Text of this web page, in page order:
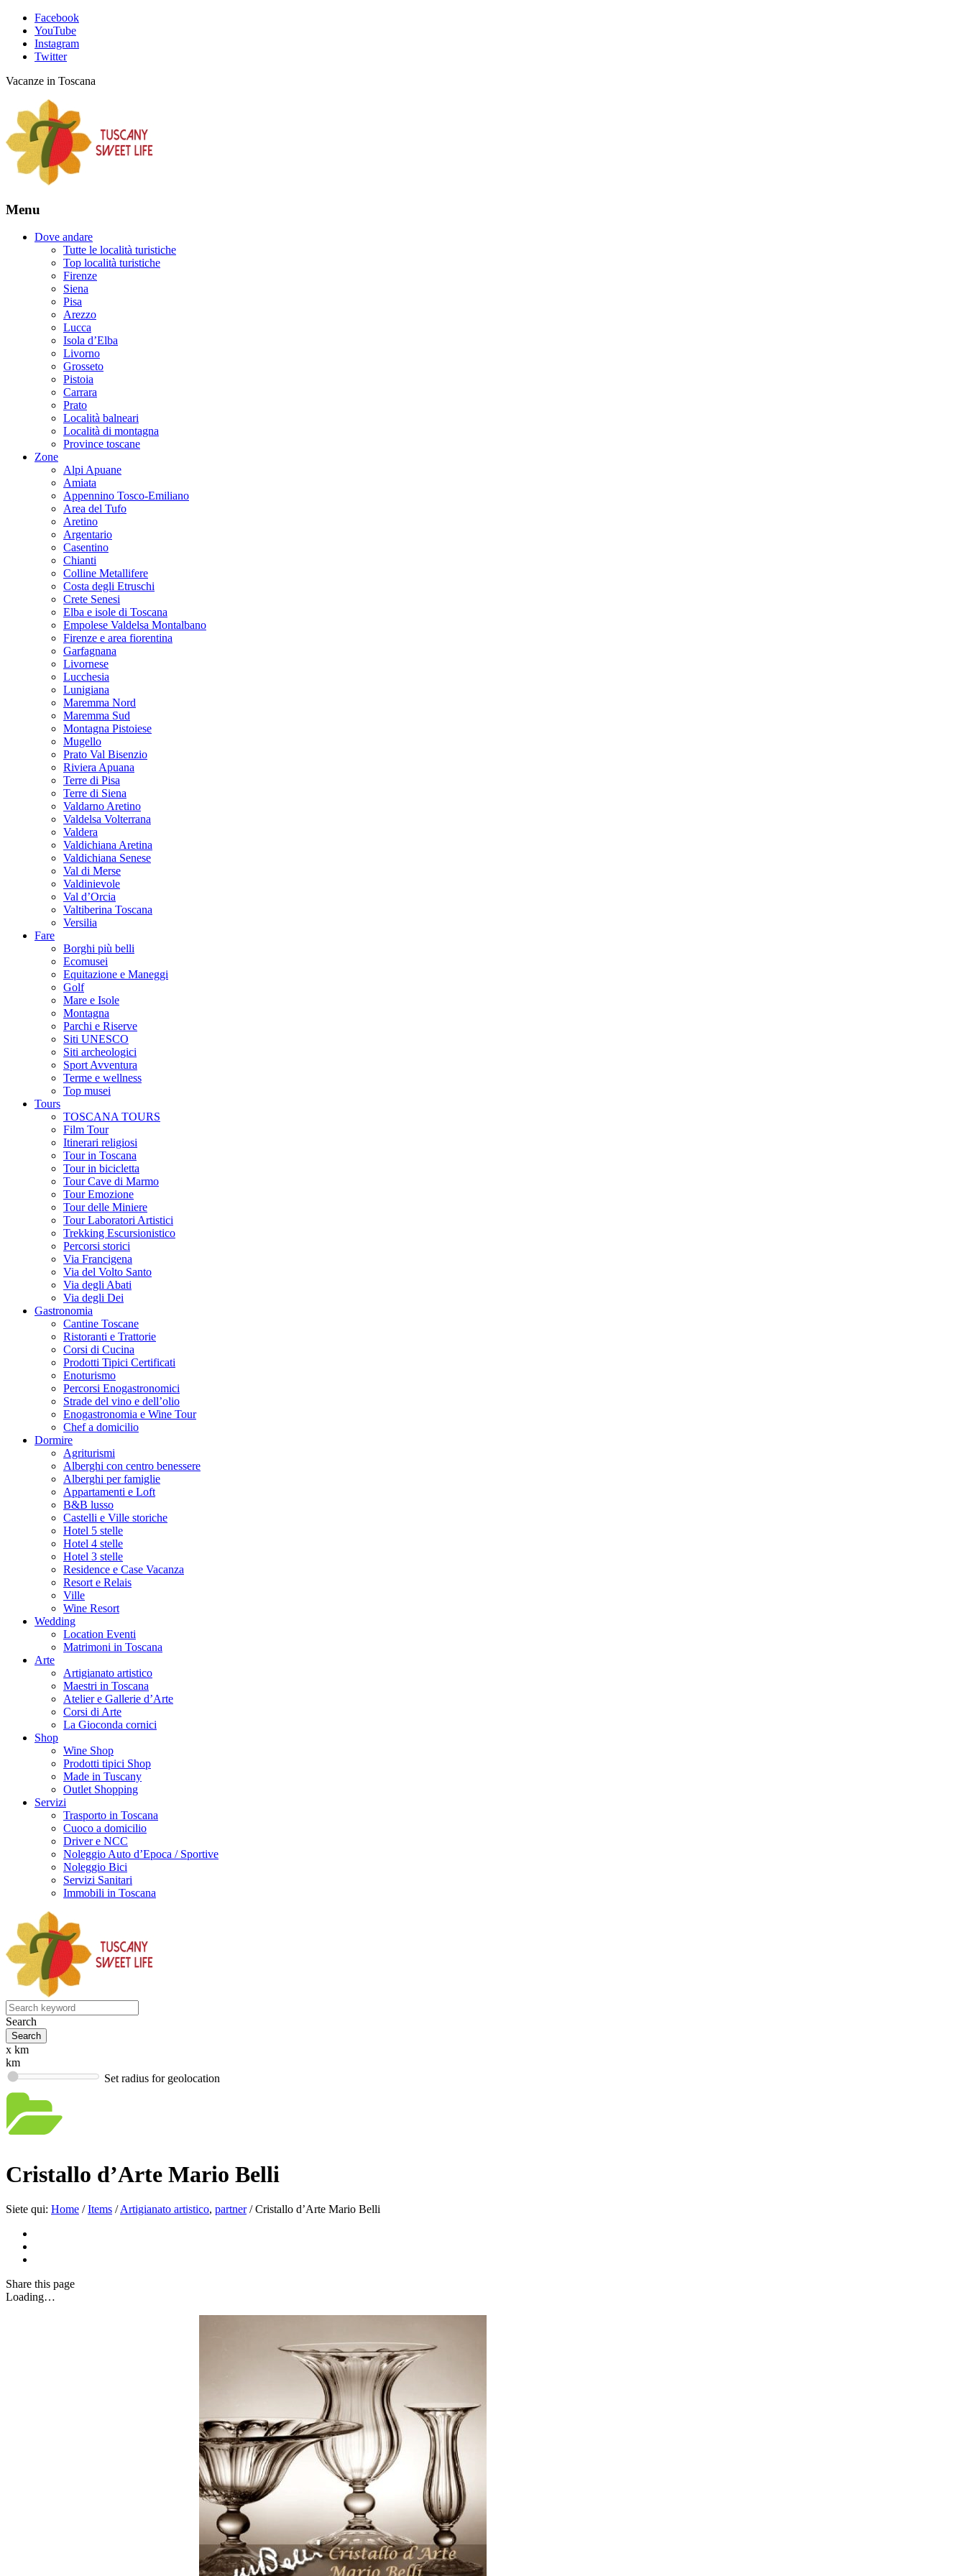
Facebook
YouTube
Instagram
Twitter
Vacanze in Toscana
Menu
Dove andare
Tutte le località turistiche
Top località turistiche
Firenze
Siena
Pisa
Arezzo
Lucca
Isola d’Elba
Livorno
Grosseto
Pistoia
Carrara
Prato
Località balneari
Località di montagna
Province toscane
Zone
Alpi Apuane
Amiata
Appennino Tosco-Emiliano
Area del Tufo
Aretino
Argentario
Casentino
Chianti
Colline Metallifere
Costa degli Etruschi
Crete Senesi
Elba e isole di Toscana
Empolese Valdelsa Montalbano
Firenze e area fiorentina
Garfagnana
Livornese
Lucchesia
Lunigiana
Maremma Nord
Maremma Sud
Montagna Pistoiese
Mugello
Prato Val Bisenzio
Riviera Apuana
Terre di Pisa
Terre di Siena
Valdarno Aretino
Valdelsa Volterrana
Valdera
Valdichiana Aretina
Valdichiana Senese
Val di Merse
Valdinievole
Val d’Orcia
Valtiberina Toscana
Versilia
Fare
Borghi più belli
Ecomusei
Equitazione e Maneggi
Golf
Mare e Isole
Montagna
Parchi e Riserve
Siti UNESCO
Siti archeologici
Sport Avventura
Terme e wellness
Top musei
Tours
TOSCANA TOURS
Film Tour
Itinerari religiosi
Tour in Toscana
Tour in bicicletta
Tour Cave di Marmo
Tour Emozione
Tour delle Miniere
Tour Laboratori Artistici
Trekking Escursionistico
Percorsi storici
Via Francigena
Via del Volto Santo
Via degli Abati
Via degli Dei
Gastronomia
Cantine Toscane
Ristoranti e Trattorie
Corsi di Cucina
Prodotti Tipici Certificati
Enoturismo
Percorsi Enogastronomici
Strade del vino e dell’olio
Enogastronomia e Wine Tour
Chef a domicilio
Dormire
Agriturismi
Alberghi con centro benessere
Alberghi per famiglie
Appartamenti e Loft
B&B lusso
Castelli e Ville storiche
Hotel 5 stelle
Hotel 4 stelle
Hotel 3 stelle
Residence e Case Vacanza
Resort e Relais
Ville
Wine Resort
Wedding
Location Eventi
Matrimoni in Toscana
Arte
Artigianato artistico
Maestri in Toscana
Atelier e Gallerie d’Arte
Corsi di Arte
La Gioconda cornici
Shop
Wine Shop
Prodotti tipici Shop
Made in Tuscany
Outlet Shopping
Servizi
Trasporto in Toscana
Cuoco a domicilio
Driver e NCC
Noleggio Auto d’Epoca / Sportive
Noleggio Bici
Servizi Sanitari
Immobili in Toscana
Search
x km
km
Set radius for geolocation
Cristallo d’Arte Mario Belli
Siete qui: Home / Items / Artigianato artistico, partner / Cristallo d’Arte Mario Belli
Share this page
Loading…